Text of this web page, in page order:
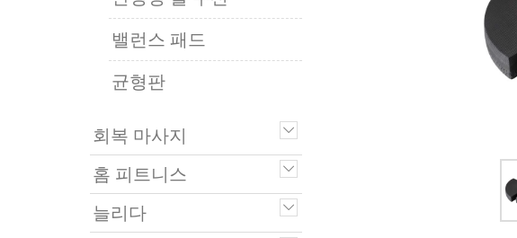
밸런스 패드
균형판
회복 마사지
홈 피트니스
늘리다